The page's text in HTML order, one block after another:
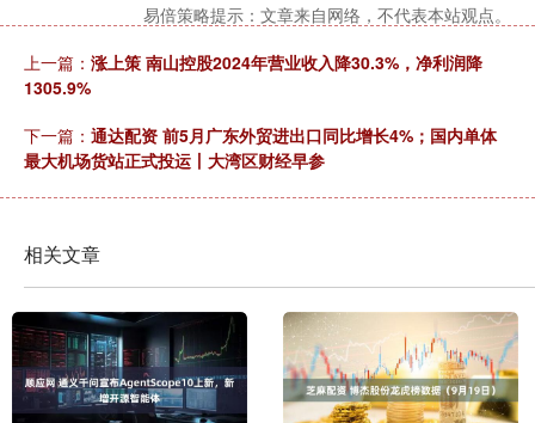
易倍策略提示：文章来自网络，不代表本站观点。
上一篇： 涨上策 南山控股2024年营业收入降30.3%，净利润降
1305.9%
下一篇： 通达配资 前5月广东外贸进出口同比增长4%；国内单体
最大机场货站正式投运丨大湾区财经早参
相关文章